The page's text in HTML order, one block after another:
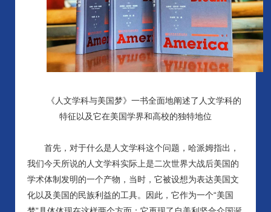
《人文学科与美国梦》一书全面地阐述了人文学科的
特征以及它在美国学界和高校的独特地位
首先，对于什么是人文学科这个问题，哈派姆指出，
我们今天所说的人文学科实际上是二次世界大战后美国的
学术体制发明的一个产物，当时，它被设想为表达美国文
化以及美国的民族利益的工具。因此，它作为一个“美国